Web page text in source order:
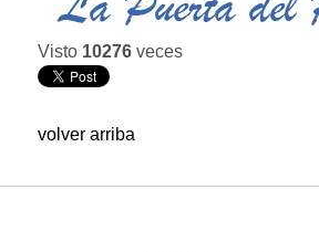
Visto 10276 veces
volver arriba